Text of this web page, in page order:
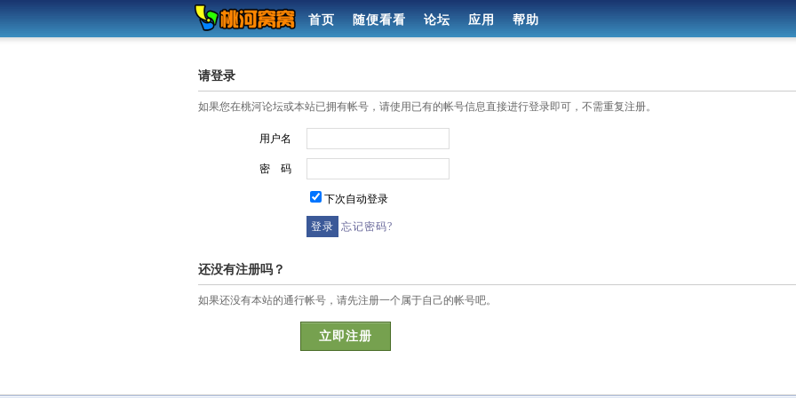
首页 随便看看 论坛 应用 帮助
请登录
如果您在桃河论坛或本站已拥有帐号，请使用已有的帐号信息直接进行登录即可，不需重复注册。
用户名
密 码
下次自动登录
忘记密码?
还没有注册吗？
如果还没有本站的通行帐号，请先注册一个属于自己的帐号吧。
立即注册